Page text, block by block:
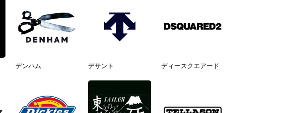
デンハム デサント ディースクエアード